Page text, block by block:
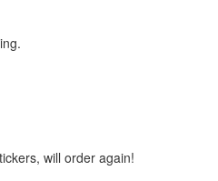
will order again!